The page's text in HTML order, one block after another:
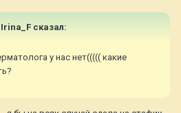
сказал:
у нас нет((((( какие